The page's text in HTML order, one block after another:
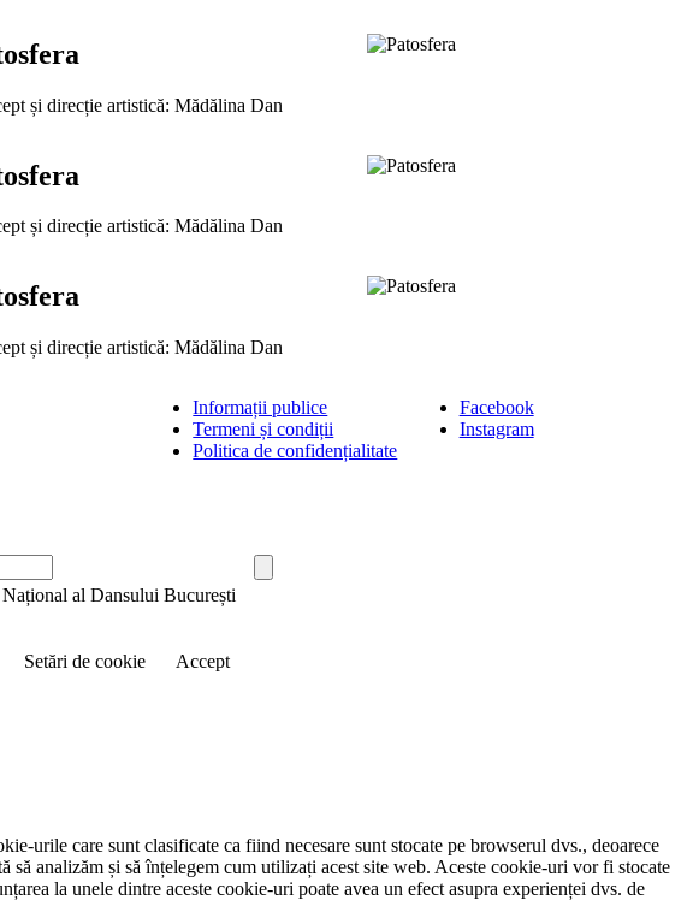
și direcție artistică: Mădălina Dan
și direcție artistică: Mădălina Dan
și direcție artistică: Mădălina Dan
Informații publice
Termeni și condiții
Politica de confidențialitate
Facebook
Instagram
al Dansului București
Setări de cookie Accept
urile care sunt clasificate ca fiind necesare sunt stocate pe browserul dvs., deoarece
analizăm și să înțelegem cum utilizați acest site web. Aceste cookie-uri vor fi stocate
la unele dintre aceste cookie-uri poate avea un efect asupra experienței dvs. de